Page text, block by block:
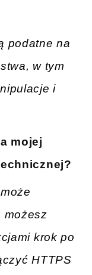
podatne na
w tym
i
mojej
możesz
krok po
HTTPS